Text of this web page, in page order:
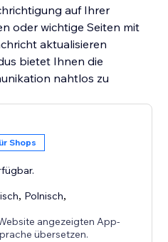
auf Ihrer
oder wichtige Seiten mit
aktualisieren
bietet Ihnen die
nahtlos zu
sorgenfrei – Der
dass Ihr Geschäft
weiterläuft, auch wenn
Shops
, Polnisch,
angezeigten App-
übersetzen.